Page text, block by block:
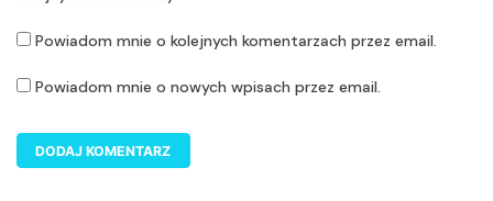
Powiadom mnie o kolejnych komentarzach przez email.
Powiadom mnie o nowych wpisach przez email.